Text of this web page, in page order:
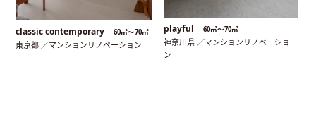
classic contemporary 60㎡〜70㎡
東京都 ／マンションリノベーション
playful 60㎡〜70㎡
神奈川県 ／マンションリノベーショ
ン